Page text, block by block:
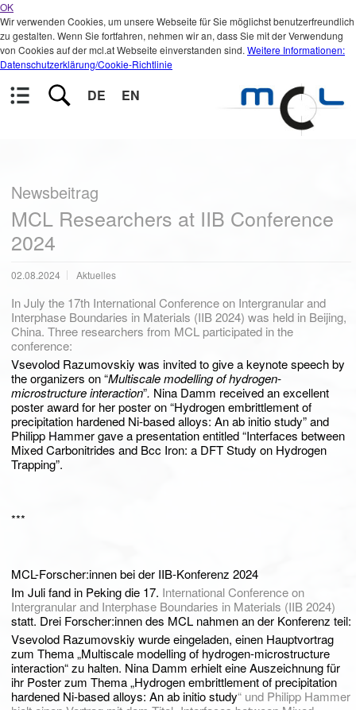
OK
Wir verwenden Cookies, um unsere Webseite für Sie möglichst benutzerfreundlich
zu gestalten. Wenn Sie fortfahren, nehmen wir an, dass Sie mit der Verwendung
von Cookies auf der mcl.at Webseite einverstanden sind. Weitere Informationen:
Datenschutzerklärung/Cookie-Richtlinie
DE EN
Newsbeitrag
MCL Researchers at IIB Conference
2024
02.08.2024 Aktuelles
In July the 17th International Conference on Intergranular and
Interphase Boundaries in Materials (IIB 2024) was held in Beijing,
China. Three researchers from MCL participated in the
conference:
Vsevolod Razumovskiy was invited to give a keynote speech by
the organizers on “Multiscale modelling of hydrogen-
microstructure interaction”. Nina Damm received an excellent
poster award for her poster on “Hydrogen embrittlement of
precipitation hardened Ni-based alloys: An ab initio study” and
Philipp Hammer gave a presentation entitled “Interfaces between
Mixed Carbonitrides and Bcc Iron: a DFT Study on Hydrogen
Trapping”.
***
MCL-Forscher:innen bei der IIB-Konferenz 2024
Im Juli fand in Peking die 17. International Conference on
Intergranular and Interphase Boundaries in Materials (IIB 2024)
statt. Drei Forscher:innen des MCL nahmen an der Konferenz teil:
Vsevolod Razumovskiy wurde eingeladen, einen Hauptvortrag
zum Thema „Multiscale modelling of hydrogen-microstructure
interaction“ zu halten. Nina Damm erhielt eine Auszeichnung für
ihr Poster zum Thema „Hydrogen embrittlement of precipitation
hardened Ni-based alloys: An ab initio study“ und Philipp Hammer